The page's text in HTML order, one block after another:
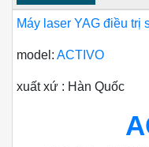
Máy laser YAG điều trị
model: ACTIVO
xuất xứ : Hàn Quốc